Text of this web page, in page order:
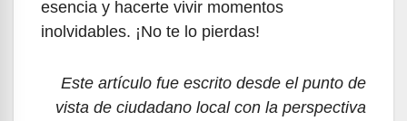
esencia y hacerte vivir momentos
inolvidables. ¡No te lo pierdas!
Este artículo fue escrito desde el punto de
vista de ciudadano local con la perspectiva